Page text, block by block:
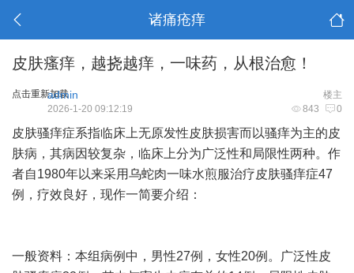
诸痛疮痒
皮肤瘙痒，越挠越痒，一味药，从根治愈！
点击重新加载 楼主
admin
843 0
2026-1-20 09:12:19
皮肤骚痒症系指临床上无原发性皮肤损害而以骚痒为主的皮
肤病，其病因较复杂，临床上分为广泛性和局限性两种。作
者自1980年以来采用乌蛇肉一味水煎服治疗皮肤骚痒症47
例，疗效良好，现作一简要介绍：
一般资料：本组病例中，男性27例，女性20例。广泛性皮